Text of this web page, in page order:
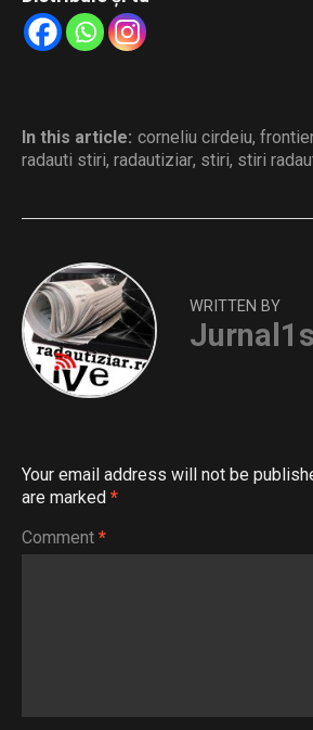
In this article: corneliu cirdeiu,
radauti stiri, radautiziar, stiri, stiri
WRITTEN BY
Your email address will not be
are marked *
Comment *